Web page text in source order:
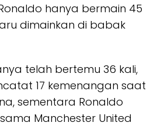
hanya bermain 45
dimainkan di babak
telah bertemu 36 kali,
17 kemenangan saat
sementara Ronaldo
Manchester United